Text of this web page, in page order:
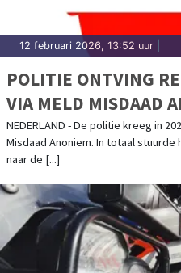
12 februari 2026, 13:52 uur
POLITIE ONTVING
VIA MELD MISDAAD
NEDERLAND - De politie kreeg in
Misdaad Anoniem. In totaal
naar de [...]